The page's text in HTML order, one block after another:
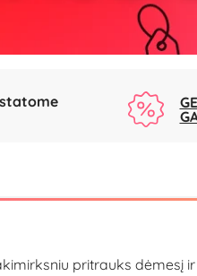
pritrauks dėmesį